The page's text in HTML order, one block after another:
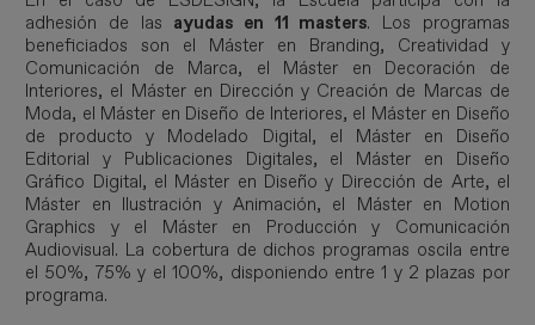
adhesión de las ayudas en 11 masters. Los programas
beneficiados son el Máster en Branding, Creatividad y
Comunicación de Marca, el Máster en Decoración de
Interiores, el Máster en Dirección y Creación de Marcas de
Moda, el Máster en Diseño de Interiores, el Máster en Diseño
de producto y Modelado Digital, el Máster en Diseño
Editorial y Publicaciones Digitales, el Máster en Diseño
Gráfico Digital, el Máster en Diseño y Dirección de Arte, el
Máster en Ilustración y Animación, el Máster en Motion
Graphics y el Máster en Producción y Comunicación
Audiovisual. La cobertura de dichos programas oscila entre
el 50%, 75% y el 100%, disponiendo entre 1 y 2 plazas por
programa.